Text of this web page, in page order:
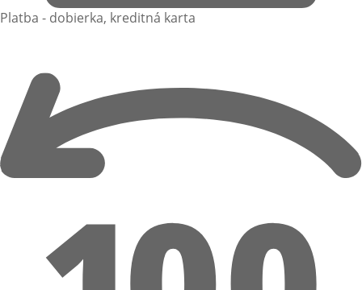
Platba - dobierka, kreditná karta